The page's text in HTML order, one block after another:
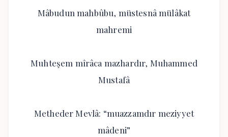
Mâbudun mahbûbu, müstesnâ mülâkat
mahremi
Muhteşem mîrâca mazhardır, Muhammed
Mustafâ
Metheder Mevlâ: “muazzamdır meziyyet
mâdeni”